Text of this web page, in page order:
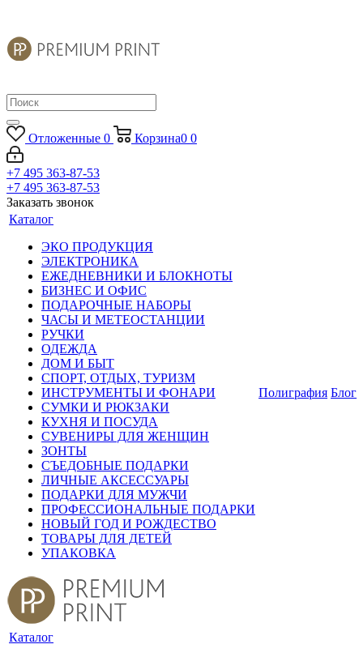
Отложенные 0 Корзина0 0
+7 495 363-87-53
+7 495 363-87-53
Заказать звонок
Каталог
ЭКО ПРОДУКЦИЯ
ЭЛЕКТРОНИКА
ЕЖЕДНЕВНИКИ И БЛОКНОТЫ
БИЗНЕС И ОФИС
ПОДАРОЧНЫЕ НАБОРЫ
ЧАСЫ И МЕТЕОСТАНЦИИ
РУЧКИ
ОДЕЖДА
ДОМ И БЫТ
СПОРТ, ОТДЫХ, ТУРИЗМ
ИНСТРУМЕНТЫ И ФОНАРИ
СУМКИ И РЮКЗАКИ
КУХНЯ И ПОСУДА
СУВЕНИРЫ ДЛЯ ЖЕНЩИН
ЗОНТЫ
СЪЕДОБНЫЕ ПОДАРКИ
ЛИЧНЫЕ АКСЕССУАРЫ
ПОДАРКИ ДЛЯ МУЖЧИ
ПРОФЕССИОНАЛЬНЫЕ ПОДАРКИ
НОВЫЙ ГОД И РОЖДЕСТВО
ТОВАРЫ ДЛЯ ДЕТЕЙ
УПАКОВКА
Полиграфия Блог
Каталог